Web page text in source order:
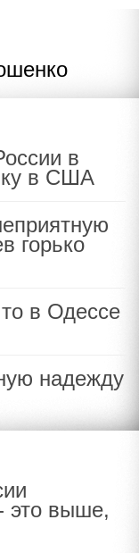
в
в США
горько
в Одессе
надежду
это выше,